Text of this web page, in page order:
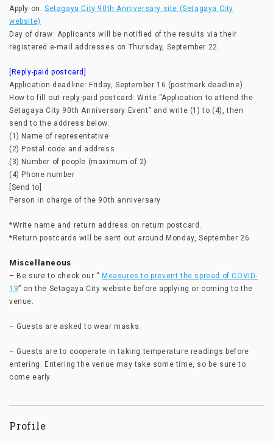
Apply on: Setagaya City 90th Anniversary site (Setagaya City
website)
Day of draw: Applicants will be notified of the results via their
registered e-mail addresses on Thursday, September 22.
[Reply-paid postcard]
Application deadline: Friday, September 16 (postmark deadline)
How to fill out reply-paid postcard: Write “Application to attend the
Setagaya City 90th Anniversary Event” and write (1) to (4), then
send to the address below.
(1) Name of representative
(2) Postal code and address
(3) Number of people (maximum of 2)
(4) Phone number
[Send to]
Person in charge of the 90th anniversary
*Write name and return address on return postcard.
*Return postcards will be sent out around Monday, September 26.
Miscellaneous
– Be sure to check our “ Measures to prevent the spread of COVID-
19” on the Setagaya City website before applying or coming to the
venue.
– Guests are asked to wear masks.
– Guests are to cooperate in taking temperature readings before
entering. Entering the venue may take some time, so be sure to
come early.
Profile